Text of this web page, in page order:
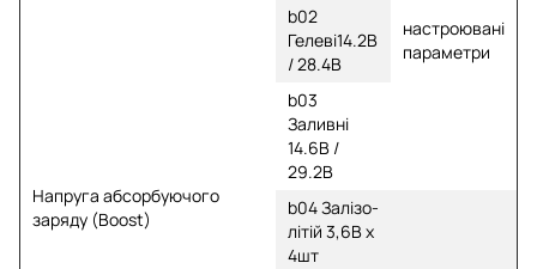
Напруга абсорбуючого
заряду (Boost)
настроювані
параметри
b02
Гелеві14.2В
/ 28.4В
b03
Заливні
14.6В /
29.2В
b04 Залізо-
літій 3,6В х
4шт